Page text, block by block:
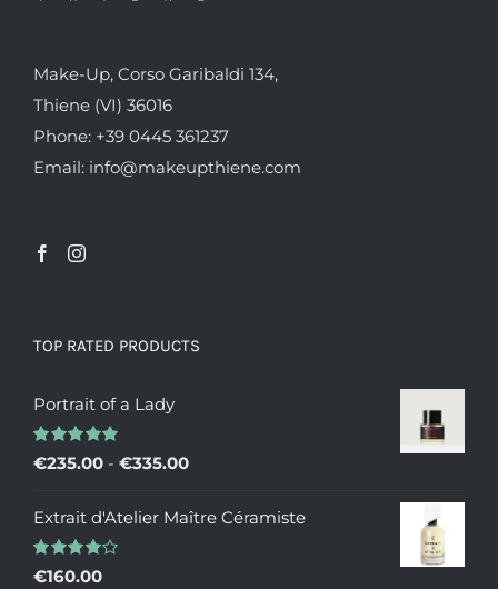
Make-Up, Corso Garibaldi 134,
Thiene (VI) 36016
Phone: +39 0445 361237
Email: info@makeupthiene.com
TOP RATED PRODUCTS
Portrait of a Lady
Valutato
€235.00 - €335.00Fascia
prezzo:
Extrait d'Atelier Maître Céramiste
Valutato
€160.00